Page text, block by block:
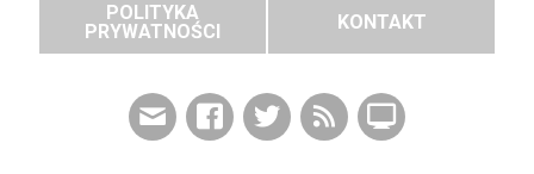
POLITYKA
PRYWATNOŚCI
KONTAKT